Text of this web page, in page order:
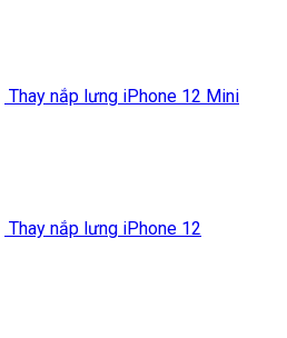
Thay nắp lưng iPhone 12 Mini
Thay nắp lưng iPhone 12